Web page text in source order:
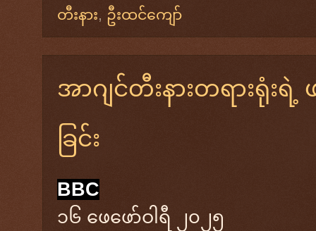
တီးနား, ဦးထင်ကျော်
အာဂျင်တီးနားတရားရုံး
ခြင်း
BBC
၁၆ ဖေဖော်ဝါရီ ၂၀၂၅